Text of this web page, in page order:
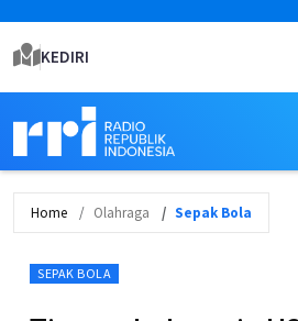
KEDIRI
Home Olahraga Sepak Bola
SEPAK BOLA